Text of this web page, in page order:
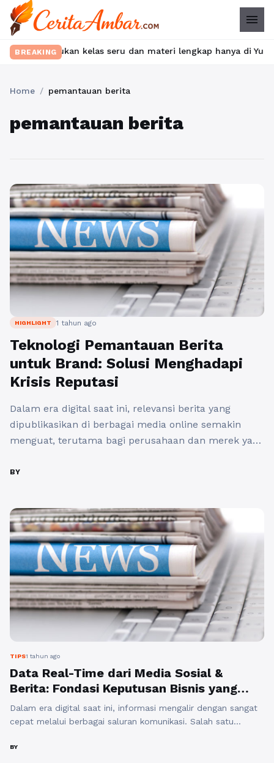
menu
BREAKING
Temukan kelas seru dan materi lengkap hanya di
Home / pemantauan berita
pemantauan berita
HIGHLIGHT 1 tahun ago
Teknologi Pemantauan Berita
untuk Brand: Solusi Menghadapi
Krisis Reputasi
Dalam era digital saat ini, relevansi berita yang
dipublikasikan di berbagai media online semakin
menguat, terutama bagi perusahaan dan merek yang
untuk brand monitoring menjadi hal yang esensial,
Berita online untuk brand bisa datang dari berbagai
...Baca Selengkapnya
BY
TIPS1 tahun ago
Data Real-Time dari Media Sosial &
Berita: Fondasi Keputusan Bisnis yang
Lebih Akurat
Dalam era digital saat ini, informasi mengalir dengan sangat
cepat melalui berbagai saluran komunikasi. Salah satu
dan media sosial. Pemantauan berita online dan media sosial
BY